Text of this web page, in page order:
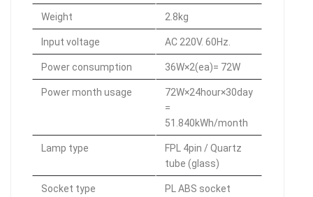
Weight 2.8kg
Input voltage AC 220V. 60Hz.
Power consumption 36W×2(ea)= 72W
Power month usage
72W×24hour×30day
=
51.840kWh/month
Lamp type
FPL 4pin / Quartz
tube (glass)
Socket type PL ABS socket